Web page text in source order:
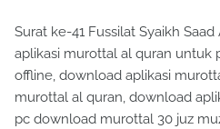
Surat ke-41 Fussilat Syaikh
aplikasi murottal al quran untuk
offline, download aplikasi
murottal al quran, download
pc download murottal 30 juz